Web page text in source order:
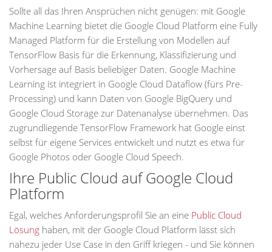
Sollte all das Ihren Ansprüchen nicht genügen: mit Google
Machine Learning bietet die Google Cloud Platform eine Fully
Managed Platform für die Erstellung von Modellen auf
TensorFlow Basis für die Erkennung, Klassifizierung und
Vorhersage auf Basis beliebiger Daten. Google Machine
Learning ist integriert in Google Cloud Dataflow (fürs Pre-
Processing) und kann Daten von Google BigQuery und
Google Cloud Storage zur Datenanalyse übernehmen. Das
zugrundliegende TensorFlow Framework hat Google einst
selbst für eigene Services entwickelt und nutzt es etwa für
Google Photos oder Google Cloud Speech.
Ihre Public Cloud auf Google Cloud
Platform
Egal, welches Anforderungsprofil Sie an eine Public Cloud
Lösung haben, mit der Google Cloud Platform lässt sich
nahezu jeder Use Case in den Griff kriegen - und Sie können